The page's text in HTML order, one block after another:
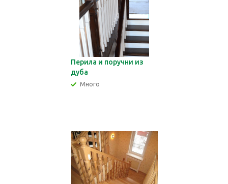
Перила и поручни из
дуба
Много